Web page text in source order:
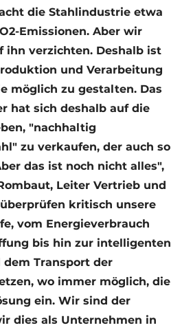
die Stahlindustrie etwa
Emissionen. Aber wir
ihn verzichten. Deshalb ist
und Verarbeitung
möglich zu gestalten. Das
hat sich deshalb auf die
"nachhaltig
zu verkaufen, der auch so
das ist noch nicht alles",
Leiter Vertrieb und
kritisch unsere
vom Energieverbrauch
bis hin zur intelligenten
Transport der
wo immer möglich, die
ein. Wir sind der
dies als Unternehmen in